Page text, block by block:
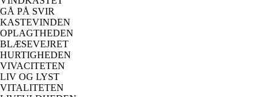
GÅ PÅ SVIR
KASTEVINDEN
OPLAGTHEDEN
BLÆSEVEJRET
HURTIGHEDEN
VIVACITETEN
LIV OG LYST
VITALITETEN